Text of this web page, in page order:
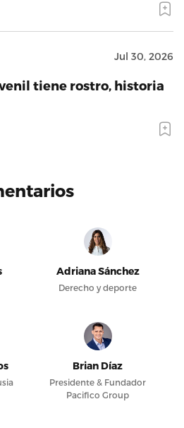
Jul 30, 2026
tiene rostro, historia
Adriana Sánchez
Derecho y deporte
Brian Díaz
Presidente & Fundador
Pacifico Group